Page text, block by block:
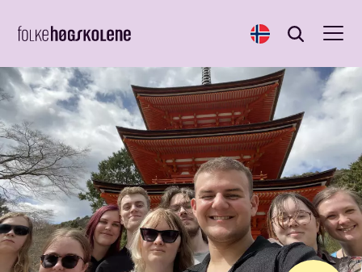
Norsk Search
Search